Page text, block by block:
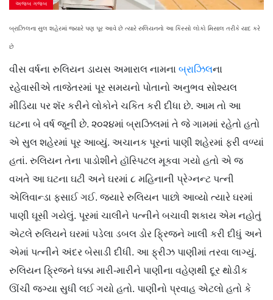
અજબ ગજબ
બ્રાઝિલના સુલ શહેરમાં જ્યારે પણ પૂર આવે છે ત્યારે રુલિયનનો આ કિસ્સો લોકો મિસાલ તરીકે યાદ કરે
છે
વીસ વર્ષના રુલિયન ડાયસ અમારાલ નામના બ્રાઝિલના
રહેવાસીએ તાજેતરમાં પૂર સમયનો પોતાનો અનુભવ સોશ્યલ
મીડિયા પર શૅર કરીને લોકોને ચકિત કરી દીધા છે. આમ તો આ
ઘટના બે વર્ષ જૂની છે. ૨૦૨૪માં બ્રાઝિલમાં તે જે ગામમાં રહેતો હતો
એ સુલ શહેરમાં પૂર આવ્યું. અચાનક પૂરનાં પાણી શહેરમાં ફરી વળ્યાં
હતાં. રુલિયન તેના પાડોશીને હૉસ્પિટલ મૂકવા ગયો હતો એ જ
વખતે આ ઘટના ઘટી અને ઘરમાં ૮ મહિનાની પ્રેગ્નન્ટ પત્ની
એલિવાન્ડા ફસાઈ ગઈ. જ્યારે રુલિયન પાછો આવ્યો ત્યારે ઘરમાં
પાણી ઘૂસી ગયેલું. પૂરમાં ચાલીને પત્નીને બચાવી શકાય એમ નહોતું
એટલે રુલિયને ઘરમાં પડેલા ડબલ ડોર ફ્રિજને ખાલી કરી દીધું અને
એમાં પત્નીને અંદર બેસાડી દીધી. આ ફ્રીઝ પાણીમાં તરવા લાગ્યું.
રુલિયન ફ્રિજને ધક્કા મારી-મારીને પાણીના વહેણથી દૂર થોડીક
ઊંચી જગ્યા સુધી લઈ ગયો હતો. પાણીનો પ્રવાહ એટલો હતો કે